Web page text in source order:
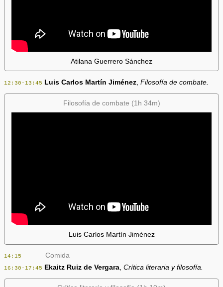
Atilana Guerrero Sánchez
12:30-13:45 Luis Carlos Martín Jiménez,Filosofía de combate.
Filosofía de combate (1h 34m)
Luis Carlos Martín Jiménez
14:15 Comida
16:30-17:45 Ekaitz Ruiz de Vergara ,Crítica literaria y filosofía.